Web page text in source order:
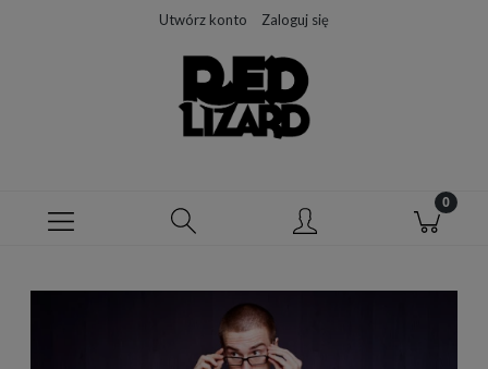
Utwórz konto Zaloguj się